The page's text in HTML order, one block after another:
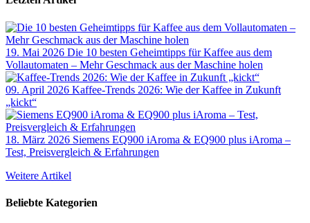
19. Mai 2026 Die 10 besten Geheimtipps für Kaffee aus dem
Vollautomaten – Mehr Geschmack aus der Maschine holen
09. April 2026 Kaffee-Trends 2026: Wie der Kaffee in Zukunft
„kickt“
18. März 2026 Siemens EQ900 iAroma & EQ900 plus iAroma –
Test, Preisvergleich & Erfahrungen
Weitere Artikel
Beliebte Kategorien